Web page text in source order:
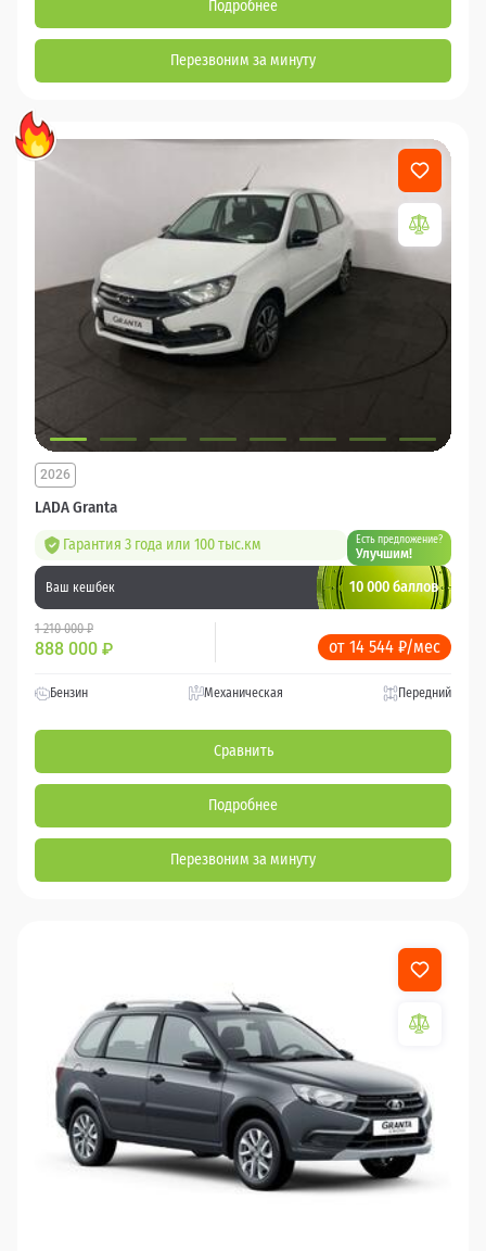
Подробнее
Перезвоним за минуту
LADA Granta
2026
Гарантия 3 года или 100 тыс.км Есть предложение?
Улучшим!
Ваш кешбек 10 000 баллов
1 210 000 ₽
888 000 ₽ от 14 544 ₽/мес
Бензин Механическая Передний
Сравнить
Подробнее
Перезвоним за минуту